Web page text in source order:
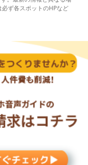
危機を何度も乗り越
ず各スポットのHPなど